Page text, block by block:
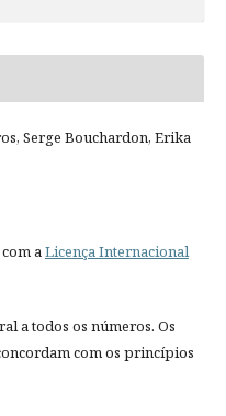
Serge Bouchardon, Erika
aLicença Internacional
a todos os números. Os
com os princípios